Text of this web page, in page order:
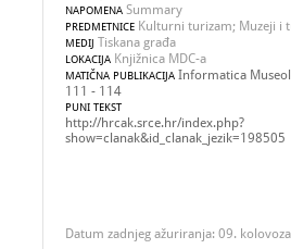
NAPOMENA Summary
PREDMETNICE Kulturni turizam; Muzeji i
MEDIJ Tiskana građa
LOKACIJA Knjižnica MDC-a
MATIČNA PUBLIKACIJA Informatica
111 - 114
PUNI TEKST
http://hrcak.srce.hr/index.php?
show=clanak&id_clanak_jezik=198505
Datum zadnjeg ažuriranja: 09.